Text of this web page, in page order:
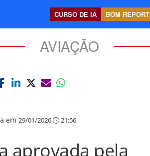
CURSO DE IA BOM REPORT
AVIAÇÃO
em 29/01/2026 21:56
aprovada pela